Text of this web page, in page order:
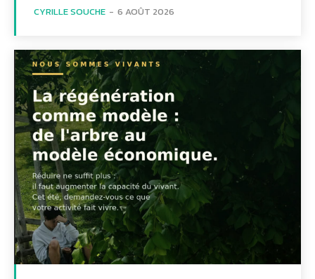
CYRILLE SOUCHE - 6 AOÛT 2026